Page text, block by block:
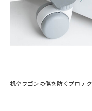
机やワゴンの傷を防ぐプロテ